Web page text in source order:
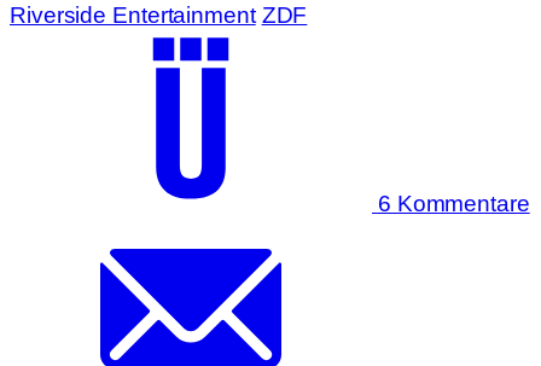
Riverside Entertainment ZDF
6 Kommentare